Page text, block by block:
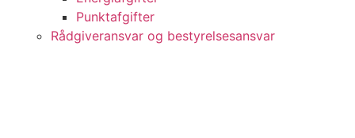
Punktafgifter
Rådgiveransvar og bestyrelsesansvar